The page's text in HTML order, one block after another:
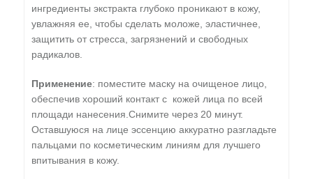
ингредиенты экстракта глубоко проникают в кожу,
увлажняя ее, чтобы сделать моложе, эластичнее,
защитить от стресса, загрязнений и свободных
радикалов.
Применение: поместите маску на очищеное лицо,
обеспечив хороший контакт с кожей лица по всей
площади нанесения.Снимите через 20 минут.
Оставшуюся на лице эссенцию аккуратно разгладьте
пальцами по косметическим линиям для лучшего
впитывания в кожу.